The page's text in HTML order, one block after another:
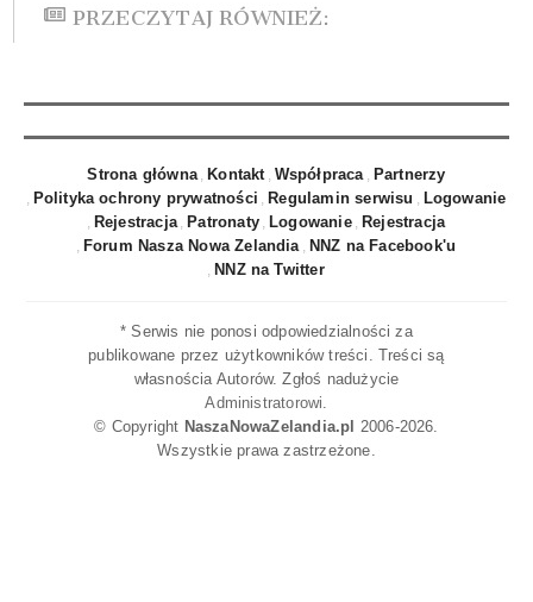
PRZECZYTAJ RÓWNIEŻ:
Strona główna Kontakt Współpraca Partnerzy
Polityka ochrony prywatności
Regulamin serwisu
Logowanie
Rejestracja Patronaty Logowanie Rejestracja
Forum Nasza Nowa Zelandia NNZ na Facebook'u
NNZ na Twitter
* Serwis nie ponosi odpowiedzialności za
publikowane przez użytkowników treści. Treści są
własnościa Autorów. Zgłoś nadużycie
Administratorowi
© Copyright NaszaNowaZelandia.pl 2006-2026.
Wszystkie prawa zastrzeżone.